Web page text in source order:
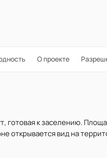
О проекте
готовая к заселению.
открывается вид на